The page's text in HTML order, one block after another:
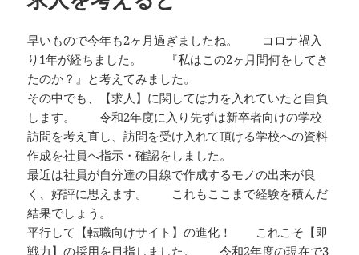
早いもので今年も2ヶ月過ぎましたね。 コロナ禍入
り1年が経ちました。 『私はこの2ヶ月間何をしてき
たのか？』と考えてみました。
その中でも、【求人】に関しては力を入れていたと自負
します。 令和2年度に入り先ずは新卒者向けの学校
訪問を考え直し、訪問を受け入れて頂ける学校への資料
作成を社員へ指示・確認をしました。
最近は社員が自分達の目線で作成するモノの出来が良
く、好評に思えます。 これもここまで経験を積んだ
結果でしょう。
平行して【転職向けサイト】の進化！ これこそ【即
戦力】の採用を目指しました。 令和2年度の現在で3